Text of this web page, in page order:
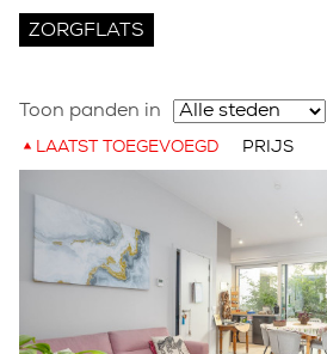
ZORGFLATS
Toon panden in
LAATST TOEGEVOEGD PRIJS